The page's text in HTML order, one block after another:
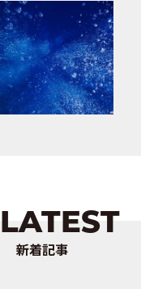
LATEST
新着記事